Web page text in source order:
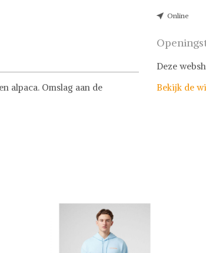
alpaca. Omslag aan de
design. Voor een complete
boots of trendy instappers. Op
zowel in hoog als laag model
Online
Deze
Bekijk de